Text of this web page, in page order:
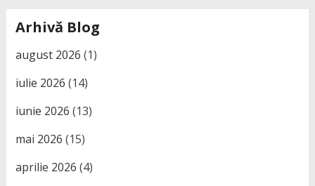
Arhivă Blog
august 2026 (1)
iulie 2026 (14)
iunie 2026 (13)
mai 2026 (15)
aprilie 2026 (4)